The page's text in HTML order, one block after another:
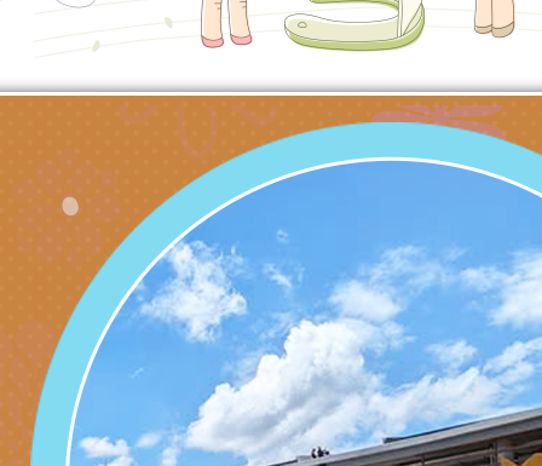
知能研習」
學辦理「音樂班第27
樂會-憶起玩樂」
檢送桃園市政府家庭
「小桃家5月課程資
子的人際必修課」、
代的親職教養」海報
檢送「小桃家幸福+
實體座談會」海報
函轉臺北市勞動力重
委託辦理「2026臺
摩據點視覺設計競賽
章
檢送桃園市政府LED
字稿
函轉教育部訂於115
(星期六)下午2時至5
立臺灣科學教育館（
林區士商路189號）
檢送本市115學年度
術才能音樂班鑑定二
章
函轉本府新聞處115
安全宣導
檢送本府新聞處115